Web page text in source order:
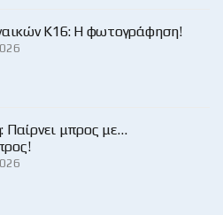
Κ16: Η φωτογράφηση!
Παίρνει μπρος με…